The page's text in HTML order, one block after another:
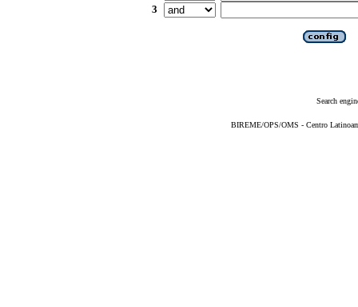
3
Search
BIREME/OPS/OMS - Centro